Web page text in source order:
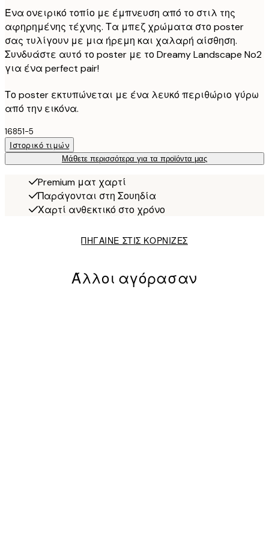
Ένα ονειρικό τοπίο με έμπνευση από το στιλ της
αφηρημένης τέχνης. Τα μπεζ χρώματα στο poster
σας τυλίγουν με μια ήρεμη και χαλαρή αίσθηση.
Συνδυάστε αυτό το poster με το Dreamy Landscape No2
για ένα perfect pair!
Το poster εκτυπώνεται με ένα λευκό περιθώριο γύρω
από την εικόνα.
16851-5
Ιστορικό τιμών
Μάθετε περισσότερα για τα προϊόντα μας
Premium ματ χαρτί
Παράγονται στη Σουηδία
Χαρτί ανθεκτικό στο χρόνο
ΠΗΓΑΙΝΕ ΣΤΙΣ ΚΟΡΝΙΖΕΣ
Άλλοι αγόρασαν